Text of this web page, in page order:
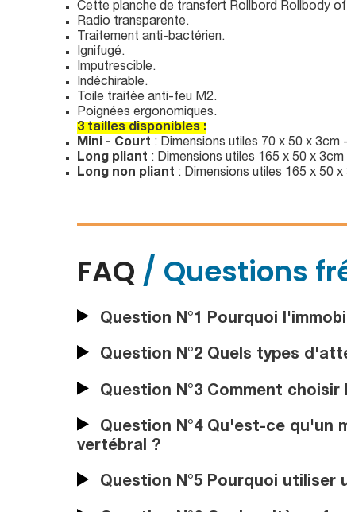
Cette planche de transfert Rollbord Rollbody
Radio transparente.
Traitement anti-bactérien.
Ignifugé.
Imputrescible.
Indéchirable.
Toile traitée anti-feu M2.
Poignées ergonomiques.
3 tailles disponibles :
Mini - Court : Dimensions utiles 70 x 50 x
Long pliant : Dimensions utiles 165 x 50 x
Long non pliant : Dimensions utiles 165 x 50
FAQ / Questions
Question N°1 Pourquoi
Question N°2 Quels types
Question N°3 Comment
Question N°4 Qu'est-ce qu'un
vertébral ?
Question N°5 Pourquoi